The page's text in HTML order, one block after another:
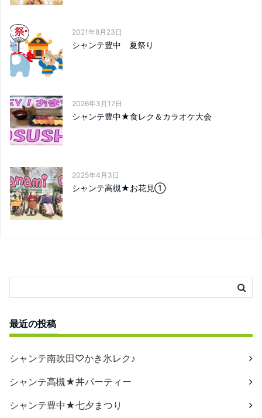
2021年8月23日
シャンテ豊中 夏祭り
2026年3月17日
シャンテ豊中★食レク＆カラオケ大会
2025年4月3日
シャンテ高槻★お花見①
最近の投稿
シャンテ南吹田♡かき氷レク♪
シャンテ高槻★丼パーティー
シャンテ豊中★七夕まつり